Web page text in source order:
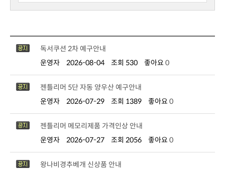
독서쿠션 2차 예구안내
운영자
2026-08-04 조회 530 좋아요 0
젠틀리머 5단 자동 양우산 예구안내
운영자
2026-07-29 조회 1389 좋아요 0
젠틀리머 메모리제품 가격인상 안내
운영자
2026-07-27 조회 2056 좋아요 0
왕나비경추베개 신상품 안내